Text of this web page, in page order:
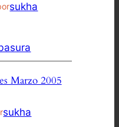
sukha
Marzo 2005
sukha